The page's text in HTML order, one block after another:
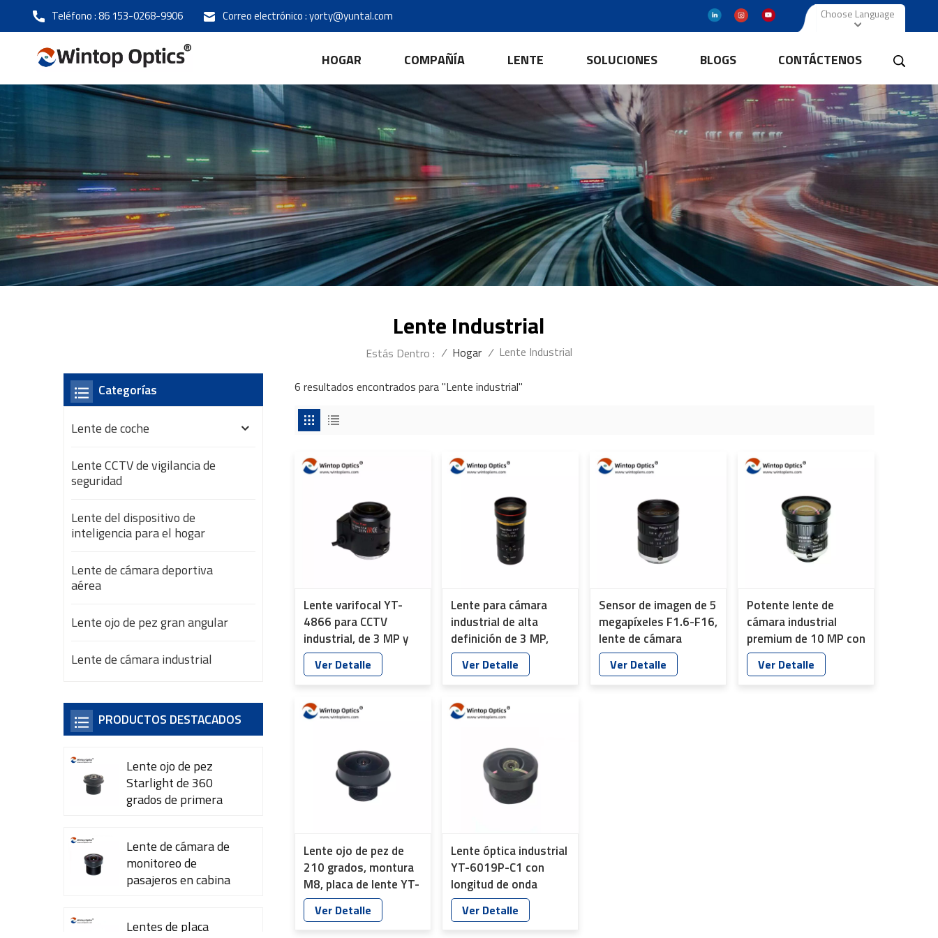
Teléfono :86 153-0268-9906 Correo electrónico :yorty@yuntal.com Choose Language
HOGAR COMPAÑÍA LENTE SOLUCIONES BLOGS CONTÁCTENOS
Lente Industrial
Estás Dentro : / Hogar / Lente Industrial
6 resultados encontrados para "Lente industrial"
Lente varifocal YT-
4866 para CCTV
industrial, de 3 MP y
1/2,7" con montura
CS, HD, IR, para
seguridad
Ver Detalle
Lente para cámara
industrial de alta
definición de 3 MP,
1/1.8" F1.8-F16, YT-
4876
Ver Detalle
Sensor de imagen de 5
megapíxeles F1.6-F16,
lente de cámara
industrial de
monitoreo inteligente
Ver Detalle
Potente lente de
cámara industrial
premium de 10 MP con
excelente calidad de
imagen YT-4853
Ver Detalle
Lente ojo de pez de
210 grados, montura
M8, placa de lente YT-
6023-A1
Ver Detalle
Lente óptica industrial
YT-6019P-C1 con
longitud de onda
personalizada de 420-
700 nm
Ver Detalle
Categorías
Lente de coche
Lente CCTV de vigilancia de
seguridad
Lente del dispositivo de
inteligencia para el hogar
Lente de cámara deportiva
aérea
Lente ojo de pez gran angular
Lente de cámara industrial
PRODUCTOS DESTACADOS
Lente ojo de pez
Starlight de 360 ​​
grados de primera
Lente de cámara de
monitoreo de
pasajeros en cabina
Lentes de placa